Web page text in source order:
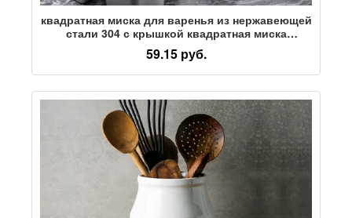
квадратная миска для варенья из нержавеющей
стали 304 с крышкой квадратная миска
коммерческая ароматизаторная чашка кухонная
банка для приправ миска для сала миска для
приправ
59.15 руб.